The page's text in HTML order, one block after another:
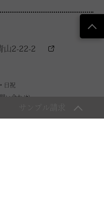
サンプル請求
山2-22-2
日祝
い合わせ)
お問い合わせフォームからご連